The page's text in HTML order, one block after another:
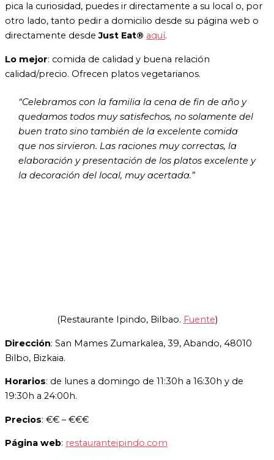
pica la curiosidad, puedes ir directamente a su local o, por
otro lado, tanto pedir a domicilio desde su página web o
directamente desdeJust Eat® aquí.
Lo mejor: comida de calidad y buena relación
calidad/precio. Ofrecen platos vegetarianos.
“Celebramos con la familia la cena de fin de año y
quedamos todos muy satisfechos, no solamente del
buen trato sino también de la excelente comida
que nos sirvieron. Las raciones muy correctas, la
elaboración y presentación de los platos excelente y
la decoración del local, muy acertada.”
(Restaurante Ipindo, Bilbao. Fuente)
Dirección: San Mames Zumarkalea, 39, Abando, 48010
Bilbo, Bizkaia.
Horarios: de lunes a domingo de 11:30h a 16:30h y de
19:30h a 24:00h.
Precios: €€ – €€€
Página web: restauranteipindo.com